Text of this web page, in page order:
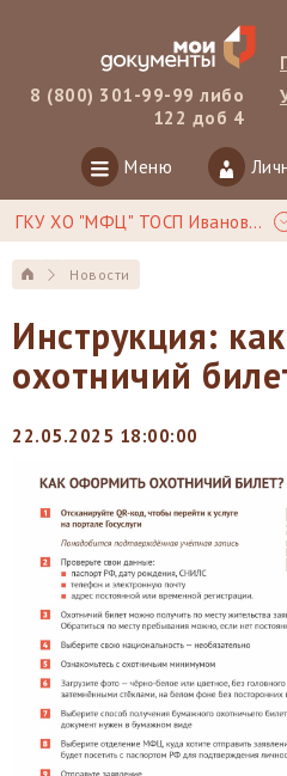
8 (800) 301-99-99 либо
122 доб 4
Меню
ГКУ ХО "МФЦ" ТОСП Ивановка
Новости
Инструкция:
охотничий
22.05.2025 18:00:00